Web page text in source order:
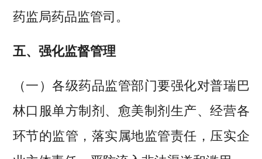
药监局药品监管司。
五、强化监督管理
（一）各级药品监管部门要强化对普瑞巴
林口服单方制剂、愈美制剂生产、经营各
环节的监管，落实属地监管责任，压实企